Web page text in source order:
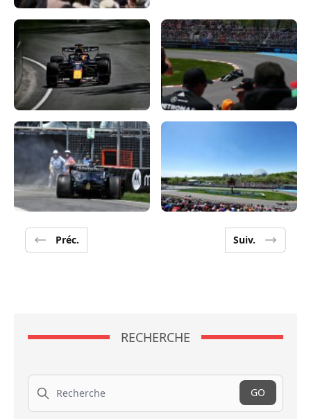
Préc. Suiv.
RECHERCHE
Recherche
GO